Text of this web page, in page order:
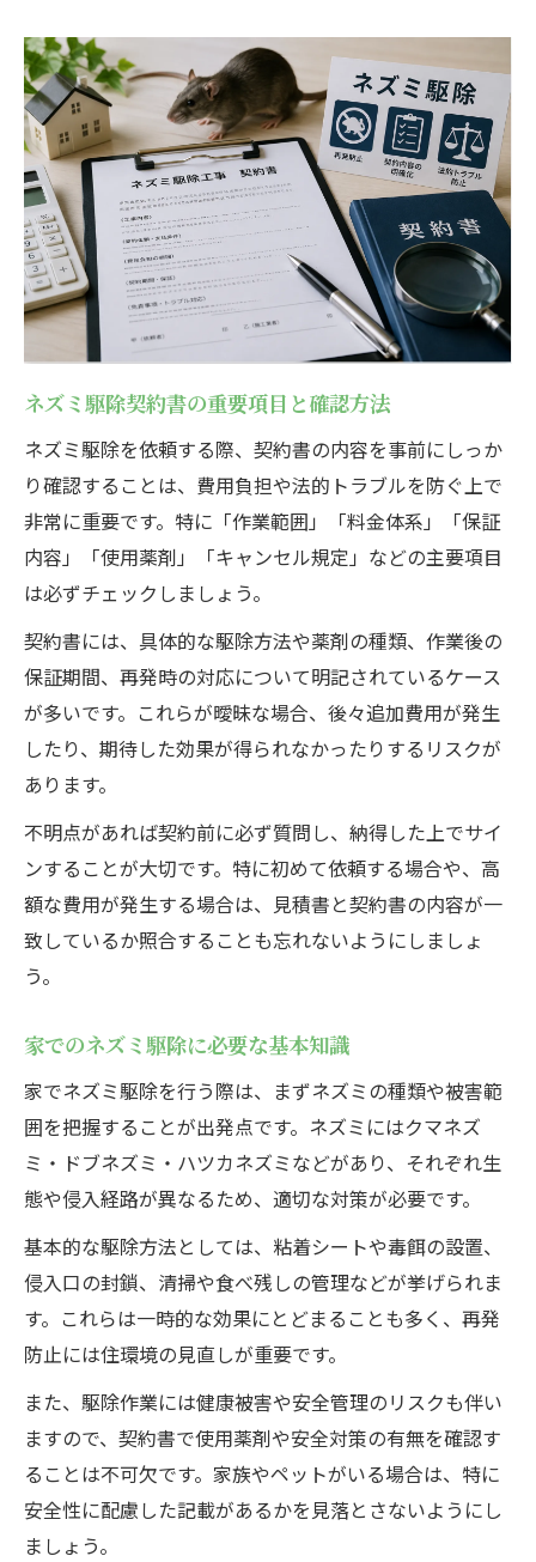
ント
部屋にネズミが出た時の契約書チェック方
法
ネズミ駆除契約でよくあるトラブル回避術
賃貸と一軒家で異なる契約書の確認事項
ネズミ駆除契約書に記載すべき主要内容
賃貸で発生したネズミ駆除費用の分担を解説
賃貸でネズミ駆除費用を誰が負担するか
ネズミ駆除契約書で費用分担を明記する必
要性
大家と借主どちらがネズミ駆除義務を持つ
か
賃貸ベランダや部屋でネズミ駆除費の考え
方
ネズミ駆除契約書で費用トラブルを防ぐ工
一軒家や部屋にネズミが出た時の契約書対応
一軒家でのネズミ駆除契約書の確認ポイン
ト
ネズミ駆除契約で一人暮らしが注意すべき
点
ネズミが出た建物で契約書を見直す理由
引っ越し時にネズミ駆除契約を確認する意
ネズミ駆除に必要な法的義務と許可の違い
駆除の違反リスクを契約書で回避する方法
ネズミ駆除契約で守るべき法律のポイント
ネズミ駆除は許可が必要か契約で確認しよ
う
法的義務と契約書でネズミ駆除を安心に進
める
ネズミ駆除契約書で後悔しない選び方ポイント
ネズミ駆除契約で押さえておくべき判断基
準
契約書で後悔しないネズミ駆除業者の選び
方
ネズミ駆除契約書を比較する時の着眼点
ネズミ駆除契約書の重要項目と確認方法
ネズミ駆除を依頼する際、契約書の内容を事前にしっか
り確認することは、費用負担や法的トラブルを防ぐ上で
非常に重要です。特に「作業範囲」「料金体系」「保証
内容」「使用薬剤」「キャンセル規定」などの主要項目
は必ずチェックしましょう。
契約書には、具体的な駆除方法や薬剤の種類、作業後の
保証期間、再発時の対応について明記されているケース
が多いです。これらが曖昧な場合、後々追加費用が発生
したり、期待した効果が得られなかったりするリスクが
あります。
不明点があれば契約前に必ず質問し、納得した上でサイ
ンすることが大切です。特に初めて依頼する場合や、高
額な費用が発生する場合は、見積書と契約書の内容が一
致しているか照合することも忘れないようにしましょ
う。
家でのネズミ駆除に必要な基本知識
家でネズミ駆除を行う際は、まずネズミの種類や被害範
囲を把握することが出発点です。ネズミにはクマネズ
ミ・ドブネズミ・ハツカネズミなどがあり、それぞれ生
態や侵入経路が異なるため、適切な対策が必要です。
基本的な駆除方法としては、粘着シートや毒餌の設置、
侵入口の封鎖、清掃や食べ残しの管理などが挙げられま
す。これらは一時的な効果にとどまることも多く、再発
防止には住環境の見直しが重要です。
また、駆除作業には健康被害や安全管理のリスクも伴い
ますので、契約書で使用薬剤や安全対策の有無を確認す
ることは不可欠です。家族やペットがいる場合は、特に
安全性に配慮した記載があるかを見落とさないようにし
ましょう。